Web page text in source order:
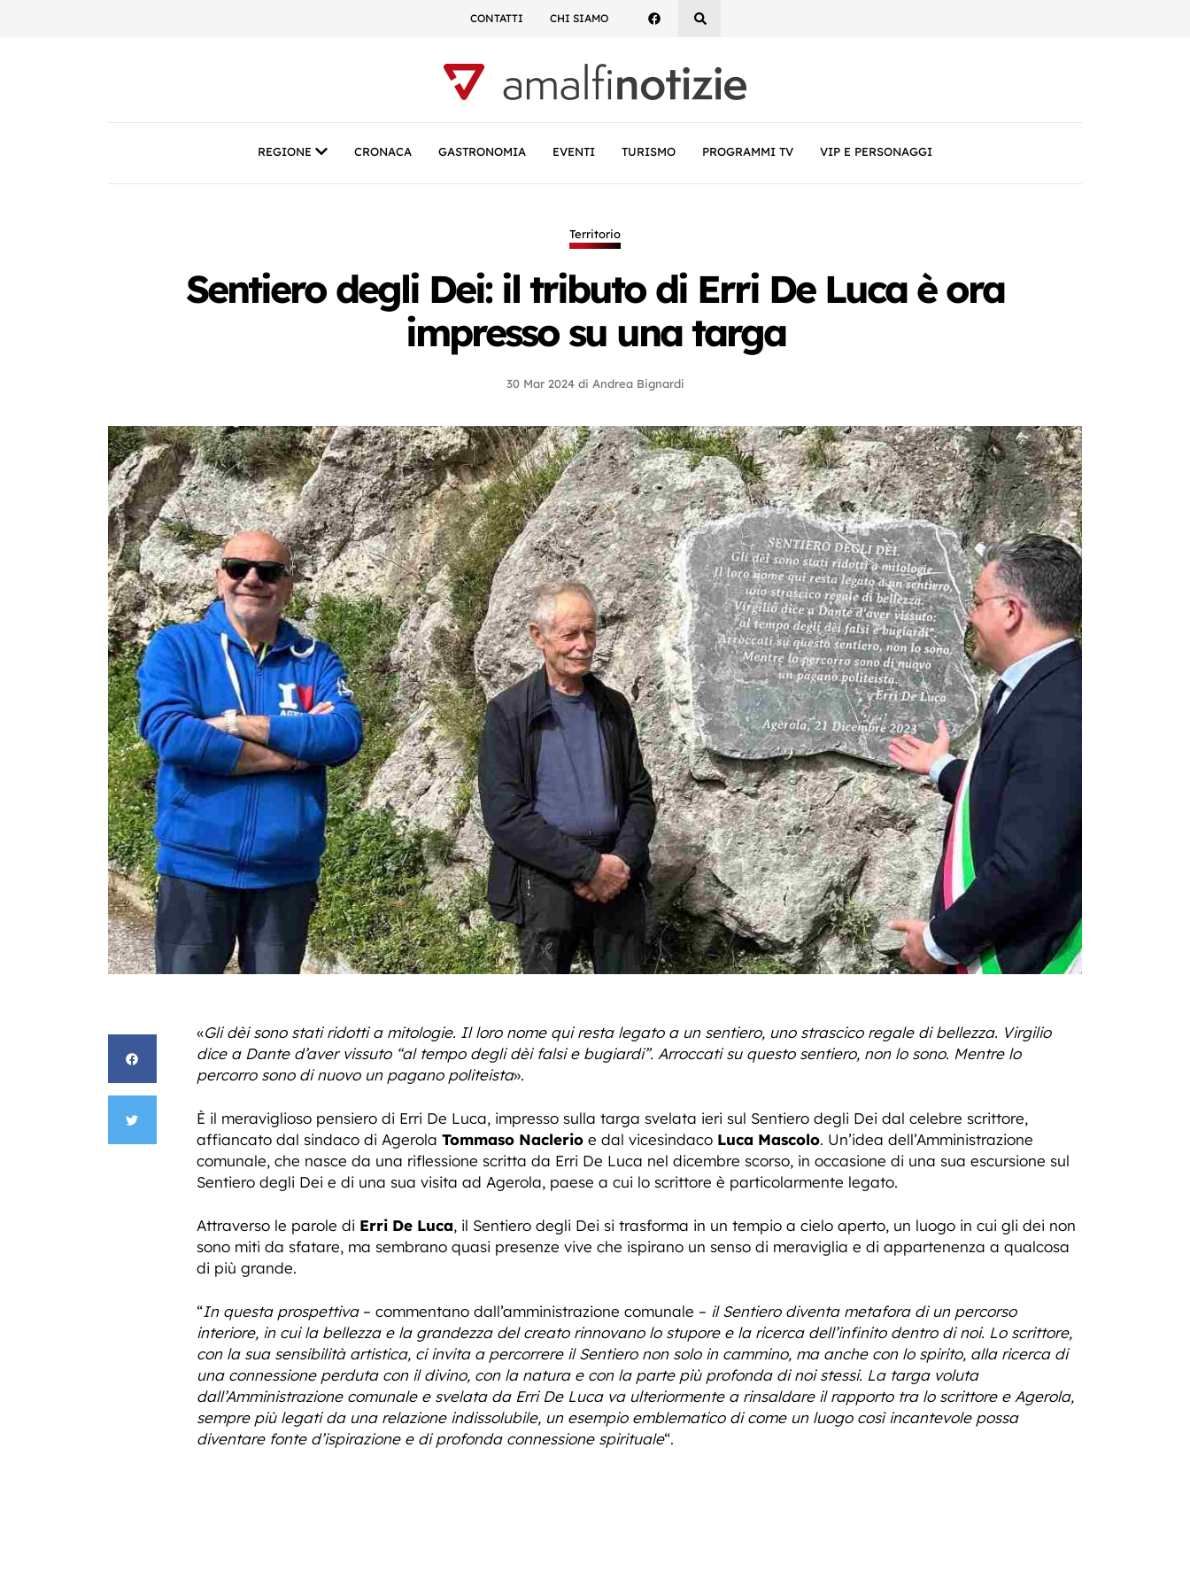
CONTATTI CHI SIAMO
REGIONE CRONACA GASTRONOMIA EVENTI TURISMO PROGRAMMI TV VIP E PERSONAGGI
Territorio
Sentiero degli Dei: il tributo di Erri De Luca è ora
impresso su una targa
30 Mar 2024 di Andrea Bignardi
«Gli dèi sono stati ridotti a mitologie. Il loro nome qui resta legato a un sentiero, uno strascico regale di bellezza. Virgilio
dice a Dante d’aver vissuto “al tempo degli dèi falsi e bugiardi”. Arroccati su questo sentiero, non lo sono. Mentre lo
percorro sono di nuovo un pagano politeista».
È il meraviglioso pensiero di Erri De Luca, impresso sulla targa svelata ieri sul Sentiero degli Dei dal celebre scrittore,
affiancato dal sindaco di Agerola Tommaso Naclerio e dal vicesindaco Luca Mascolo. Un’idea dell’Amministrazione
comunale, che nasce da una riflessione scritta da Erri De Luca nel dicembre scorso, in occasione di una sua escursione sul
Sentiero degli Dei e di una sua visita ad Agerola, paese a cui lo scrittore è particolarmente legato.
Attraverso le parole di Erri De Luca, il Sentiero degli Dei si trasforma in un tempio a cielo aperto, un luogo in cui gli dei non
sono miti da sfatare, ma sembrano quasi presenze vive che ispirano un senso di meraviglia e di appartenenza a qualcosa
di più grande.
“In questa prospettiva– commentano dall’amministrazione comunale – il Sentiero diventa metafora di un percorso
interiore, in cui la bellezza e la grandezza del creato rinnovano lo stupore e la ricerca dell’infinito dentro di noi. Lo scrittore,
con la sua sensibilità artistica, ci invita a percorrere il Sentiero non solo in cammino, ma anche con lo spirito, alla ricerca di
una connessione perduta con il divino, con la natura e con la parte più profonda di noi stessi. La targa voluta
dall’Amministrazione comunale e svelata da Erri De Luca va ulteriormente a rinsaldare il rapporto tra lo scrittore e Agerola,
sempre più legati da una relazione indissolubile, un esempio emblematico di come un luogo così incantevole possa
diventare fonte d’ispirazione e di profonda connessione spirituale“.